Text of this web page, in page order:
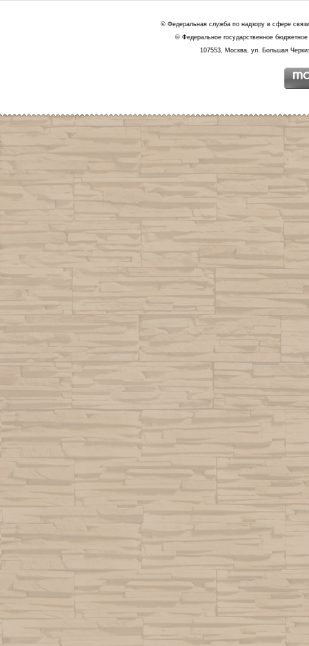
© Федеральная служба по надзору в сфере
© Федеральное государственное
107553, Москва, ул. Большая